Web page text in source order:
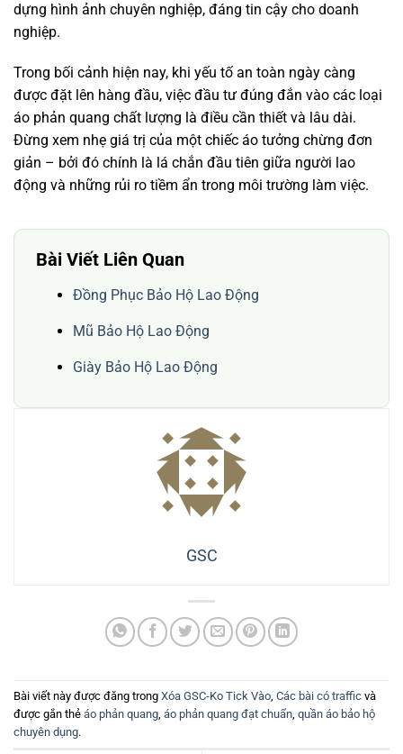
dựng hình ảnh chuyên nghiệp, đáng tin cậy cho doanh
nghiệp.
Trong bối cảnh hiện nay, khi yếu tố an toàn ngày càng
được đặt lên hàng đầu, việc đầu tư đúng đắn vào các loại
áo phản quang chất lượng là điều cần thiết và lâu dài.
Đừng xem nhẹ giá trị của một chiếc áo tưởng chừng đơn
giản – bởi đó chính là lá chắn đầu tiên giữa người lao
động và những rủi ro tiềm ẩn trong môi trường làm việc.
Bài Viết Liên Quan
Đồng Phục Bảo Hộ Lao Động
Mũ Bảo Hộ Lao Động
Giày Bảo Hộ Lao Động
GSC
Bài viết này được đăng trong Xóa GSC-Ko Tick Vào Các bài có traffic và
được gắn thẻ áo phản quang áo phản quang đạt chuẩn quần áo bảo hộ
chuyên dụng.